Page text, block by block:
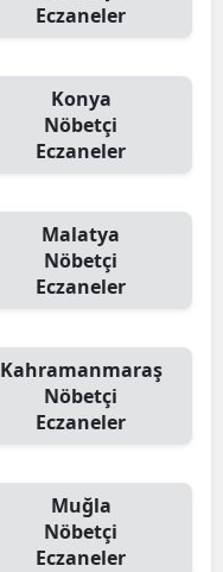
Eczaneler
Konya
Nöbetçi
Eczaneler
Malatya
Nöbetçi
Eczaneler
Kahramanmaraş
Nöbetçi
Eczaneler
Muğla
Nöbetçi
Eczaneler